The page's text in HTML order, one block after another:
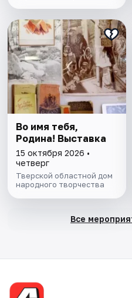
Во имя тебя,
Родина! Выставка
15 октября 2026 •
четверг
Тверской областной дом
народного творчества
Все